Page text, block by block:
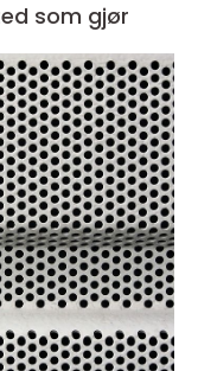
som gjør